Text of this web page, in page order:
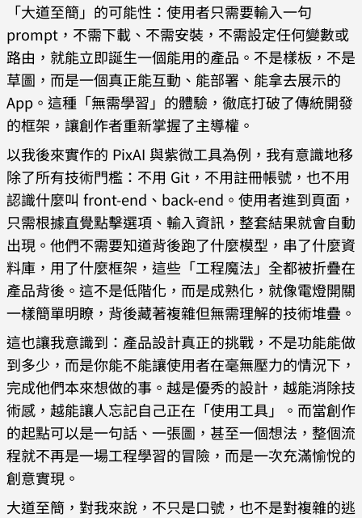
「大道至簡」的可能性：使用者只需要輸入一句
prompt，不需下載、不需安裝，不需設定任何變數或
路由，就能立即誕生一個能用的產品。不是樣板，不是
草圖，而是一個真正能互動、能部署、能拿去展示的
App。這種「無需學習」的體驗，徹底打破了傳統開發
的框架，讓創作者重新掌握了主導權。
以我後來實作的 PixAI 與紫微工具為例，我有意識地移
除了所有技術門檻：不用 Git，不用註冊帳號，也不用
認識什麼叫 front-end、back-end。使用者進到頁面，
只需根據直覺點擊選項、輸入資訊，整套結果就會自動
出現。他們不需要知道背後跑了什麼模型，串了什麼資
料庫，用了什麼框架，這些「工程魔法」全都被折疊在
產品背後。這不是低階化，而是成熟化，就像電燈開關
一樣簡單明瞭，背後藏著複雜但無需理解的技術堆疊。
這也讓我意識到：產品設計真正的挑戰，不是功能能做
到多少，而是你能不能讓使用者在毫無壓力的情況下，
完成他們本來想做的事。越是優秀的設計，越能消除技
術感，越能讓人忘記自己正在「使用工具」。而當創作
的起點可以是一句話、一張圖，甚至一個想法，整個流
程就不再是一場工程學習的冒險，而是一次充滿愉悅的
創意實現。
大道至簡，對我來說，不只是口號，也不是對複雜的逃